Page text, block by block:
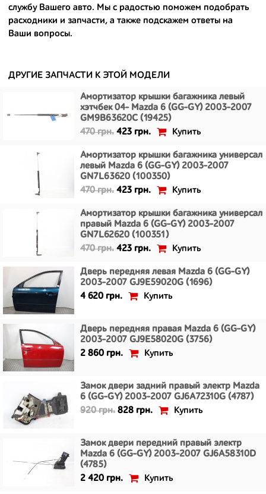
- имеют большой запас прочности и невыробатанный ресурс, и
долго прослужат вам.
службу Вашего авто. Мы с радостью поможем подобрать
расходники и запчасти, а также подскажем ответы на
Ваши вопросы.
ДРУГИЕ ЗАПЧАСТИ К ЭТОЙ МОДЕЛИ
Амортизатор крышки багажника левый
хэтчбек 04- Mazda 6 (GG-GY) 2003-2007
GM9B63620C (19425)
470 грн. 423 грн. Купить
Амортизатор крышки багажника универсал
левый Mazda 6 (GG-GY) 2003-2007
GN7L63620 (100350)
470 грн. 423 грн. Купить
Амортизатор крышки багажника универсал
правый Mazda 6 (GG-GY) 2003-2007
GN7L62620 (100351)
470 грн. 423 грн. Купить
Дверь передняя левая Mazda 6 (GG-GY)
2003-2007 GJ9E59020G (1696)
4 620 грн.
Купить
Дверь передняя правая Mazda 6 (GG-GY)
2003-2007 GJ9E58020G (3756)
2 860 грн.
Купить
Замок двери задний правый электр Mazda
6 (GG-GY) 2003-2007 GJ6A72310G (4787)
920 грн. 828 грн. Купить
Замок двери передний правый электр
Mazda 6 (GG-GY) 2003-2007 GJ6A58310D
(4785)
2 420 грн.
Купить